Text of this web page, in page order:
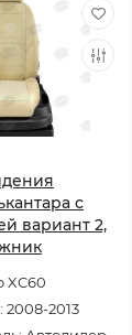
с
вариант 2,
XC60
2008-2013